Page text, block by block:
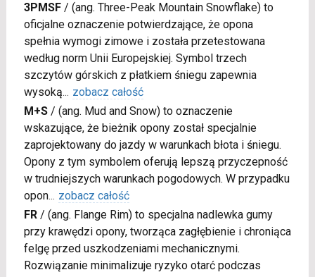
3PMSF/ (ang. Three-Peak Mountain Snowflake) to
oficjalne oznaczenie potwierdzające, że opona
spełnia wymogi zimowe i została przetestowana
według norm Unii Europejskiej. Symbol trzech
szczytów górskich z płatkiem śniegu zapewnia
wysoką... zobacz całość
M+S/ (ang. Mud and Snow) to oznaczenie
wskazujące, że bieżnik opony został specjalnie
zaprojektowany do jazdy w warunkach błota i śniegu.
Opony z tym symbolem oferują lepszą przyczepność
w trudniejszych warunkach pogodowych. W przypadku
opon... zobacz całość
FR/ (ang. Flange Rim) to specjalna nadlewka gumy
przy krawędzi opony, tworząca zagłębienie i chroniąca
felgę przed uszkodzeniami mechanicznymi.
Rozwiązanie minimalizuje ryzyko otarć podczas